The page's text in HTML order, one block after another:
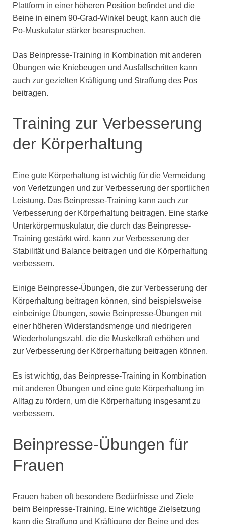
Plattform in einer höheren Position befindet und die
Beine in einem 90-Grad-Winkel beugt, kann auch die
Po-Muskulatur stärker beanspruchen.
Das Beinpresse-Training in Kombination mit anderen
Übungen wie Kniebeugen und Ausfallschritten kann
auch zur gezielten Kräftigung und Straffung des Pos
beitragen.
Training zur Verbesserung
der Körperhaltung
Eine gute Körperhaltung ist wichtig für die Vermeidung
von Verletzungen und zur Verbesserung der sportlichen
Leistung. Das Beinpresse-Training kann auch zur
Verbesserung der Körperhaltung beitragen. Eine starke
Unterkörpermuskulatur, die durch das Beinpresse-
Training gestärkt wird, kann zur Verbesserung der
Stabilität und Balance beitragen und die Körperhaltung
verbessern.
Einige Beinpresse-Übungen, die zur Verbesserung der
Körperhaltung beitragen können, sind beispielsweise
einbeinige Übungen, sowie Beinpresse-Übungen mit
einer höheren Widerstandsmenge und niedrigeren
Wiederholungszahl, die die Muskelkraft erhöhen und
zur Verbesserung der Körperhaltung beitragen können.
Es ist wichtig, das Beinpresse-Training in Kombination
mit anderen Übungen und eine gute Körperhaltung im
Alltag zu fördern, um die Körperhaltung insgesamt zu
verbessern.
Beinpresse-Übungen für
Frauen
Frauen haben oft besondere Bedürfnisse und Ziele
beim Beinpresse-Training. Eine wichtige Zielsetzung
kann die Straffung und Kräftigung der Beine und des